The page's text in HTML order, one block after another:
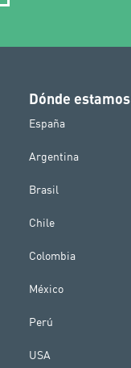
Dónde estamos
España
Argentina
Brasil
Chile
Colombia
México
Perú
USA